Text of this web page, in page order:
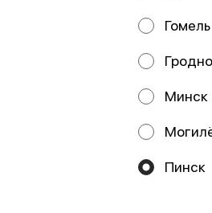
Файлы
Гомель
Гродно
Минск
Пинск